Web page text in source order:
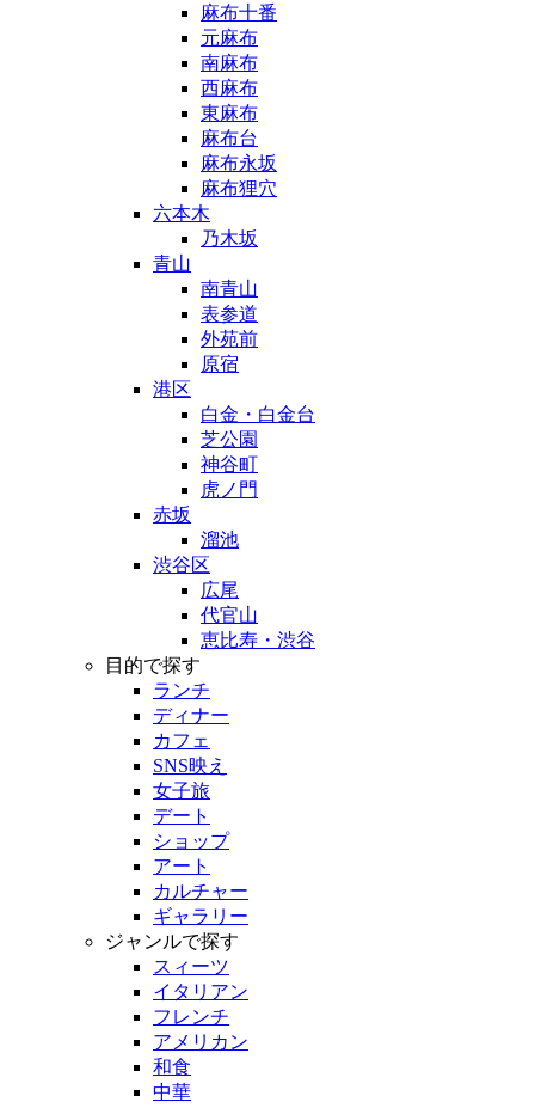
麻布十番
元麻布
南麻布
西麻布
東麻布
麻布台
麻布永坂
麻布狸穴
六本木
乃木坂
青山
南青山
表参道
外苑前
原宿
港区
白金・白金台
芝公園
神谷町
虎ノ門
赤坂
溜池
渋谷区
広尾
代官山
恵比寿・渋谷
目的で探す
ランチ
ディナー
カフェ
SNS映え
女子旅
デート
ショップ
アート
カルチャー
ギャラリー
ジャンルで探す
スィーツ
イタリアン
フレンチ
アメリカン
和食
中華